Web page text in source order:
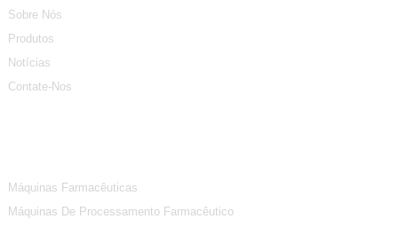
Sobre Nós
Produtos
Notícias
Contate-Nos
Máquinas Farmacêuticas
Máquinas De Processamento Farmacêutico